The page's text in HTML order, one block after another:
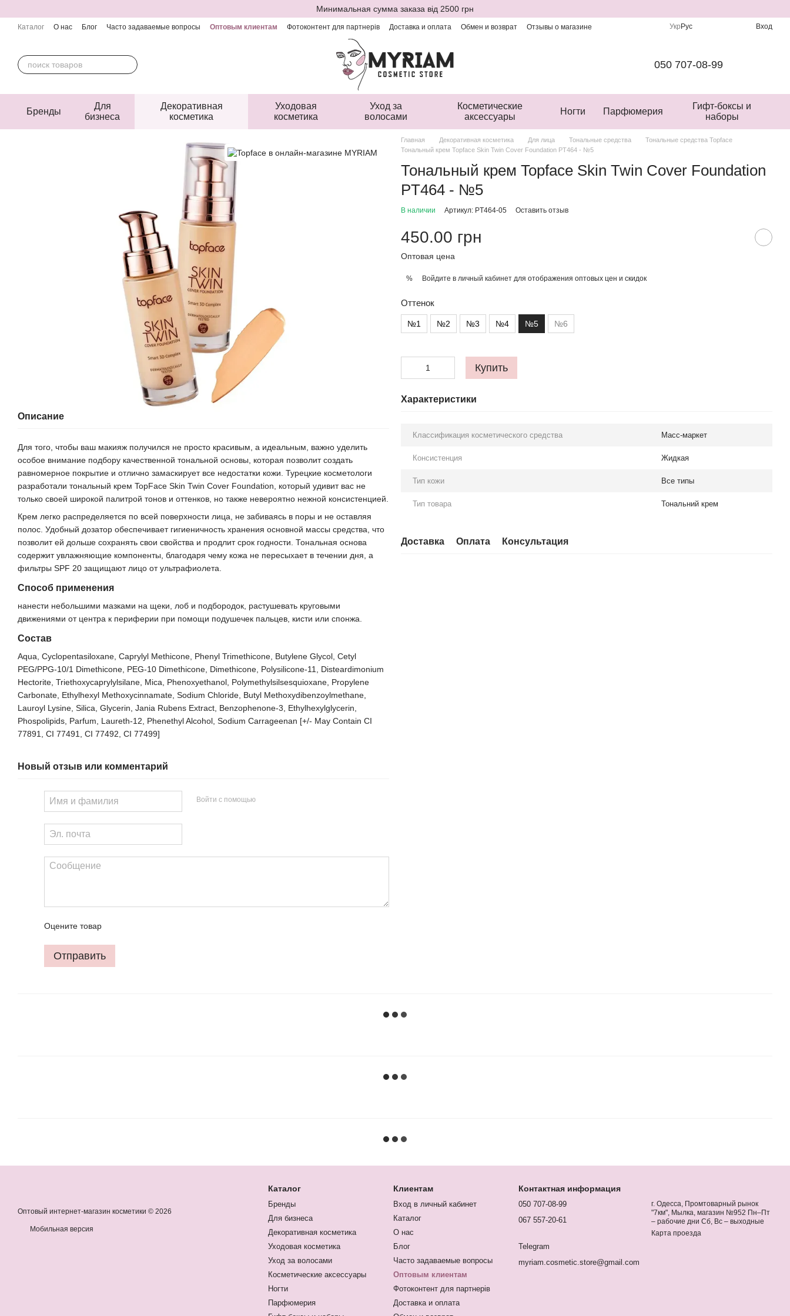
Минимальная сумма заказа від 2500 грн
Каталог О нас Блог Часто задаваемые вопросы Оптовым клиентам Фотоконтент для партнерів Доставка и оплата Обмен и возврат
Отзывы о магазине
Укр Рус Вход
050 707-08-99
Бренды
Для
бизнеса
Декоративная
косметика
Уходовая
косметика
Уход за
волосами
Косметические
аксессуары
Ногти Парфюмерия
Гифт-боксы и
наборы
Описание
Для того, чтобы ваш макияж получился не просто красивым, а идеальным, важно уделить
особое внимание подбору качественной тональной основы, которая позволит создать
равномерное покрытие и отлично замаскирует все недостатки кожи. Турецкие косметологи
разработали тональный крем TopFace Skin Twin Cover Foundation, который удивит вас не
только своей широкой палитрой тонов и оттенков, но также невероятно нежной консистенцией.
Крем легко распределяется по всей поверхности лица, не забиваясь в поры и не оставляя
полос. Удобный дозатор обеспечивает гигиеничность хранения основной массы средства, что
позволит ей дольше сохранять свои свойства и продлит срок годности. Тональная основа
содержит увлажняющие компоненты, благодаря чему кожа не пересыхает в течении дня, а
фильтры SPF 20 защищают лицо от ультрафиолета.
Способ применения
нанести небольшими мазками на щеки, лоб и подбородок, растушевать круговыми
движениями от центра к периферии при помощи подушечек пальцев, кисти или спонжа.
Состав
Aqua, Cyclopentasiloxane, Caprylyl Methicone, Phenyl Trimethicone, Butylene Glycol, Cetyl
PEG/PPG-10/1 Dimethicone, PEG-10 Dimethicone, Dimethicone, Polysilicone-11, Disteardimonium
Hectorite, Triethoxycaprylylsilane, Mica, Phenoxyethanol, Polymethylsilsesquioxane, Propylene
Carbonate, Ethylhexyl Methoxycinnamate, Sodium Chloride, Butyl Methoxydibenzoylmethane,
Lauroyl Lysine, Silica, Glycerin, Jania Rubens Extract, Benzophenone-3, Ethylhexylglycerin,
Phospolipids, Parfum, Laureth-12, Phenethyl Alcohol, Sodium Carrageenan [+/- May Contain CI
77891, CI 77491, CI 77492, CI 77499]
Новый отзыв или комментарий
Войти с помощью
Оцените товар
Отправить
Главная Декоративная косметика Для лица Тональные средства
Тональные средства Topface
Тональный крем Topface Skin Twin Cover Foundation PT464 - №5
Тональный крем Topface Skin Twin Cover Foundation
PT464 - №5
В наличии Артикул: PT464-05 Оставить отзыв
450.00 грн
Оптовая цена
% Войдите в личный кабинет для отображения оптовых цен и скидок
Оттенок
№1 №2 №3 №4 №5 №6
Купить
Характеристики
Классификация косметического средства Масс-маркет
Консистенция Жидкая
Тип кожи Все типы
Тип товара Тональний крем
Доставка Оплата Консультация
Оптовый интернет-магазин косметики © 2026
Мобильная версия
Каталог
Бренды
Для бизнеса
Декоративная косметика
Уходовая косметика
Уход за волосами
Косметические аксессуары
Ногти
Парфюмерия
Клиентам
Вход в личный кабинет
Каталог
О нас
Блог
Часто задаваемые вопросы
Оптовым клиентам
Фотоконтент для партнерів
Доставка и оплата
Контактная информация
050 707-08-99
067 557-20-61
Telegram
myriam.cosmetic.store@gmail.com
г. Одесса, Промтоварный рынок
"7км", Мылка, магазин №952 Пн–Пт
– рабочие дни Сб, Вс – выходные
Карта проезда